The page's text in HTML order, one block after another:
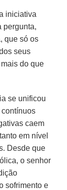
iniciativa
pergunta,
que só os
seus
do que
se unificou
caem
em nível
Desde que
o senhor
sofrimento e